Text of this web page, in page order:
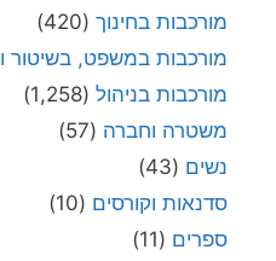
מורכבות בחינוך (420)
מורכבות במשפט, בשיטור
מורכבות בניהול (1,258)
משטרה וחברה (57)
נשים (43)
סדנאות וקורסים (10)
ספרים (11)